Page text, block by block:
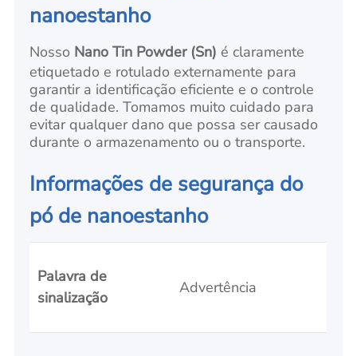
nanoestanho
Nosso Nano Tin Powder (Sn) é claramente
etiquetado e rotulado externamente para
garantir a identificação eficiente e o controle
de qualidade. Tomamos muito cuidado para
evitar qualquer dano que possa ser causado
durante o armazenamento ou o transporte.
Informações de segurança do
pó de nanoestanho
Palavra de
sinalização
Advertência